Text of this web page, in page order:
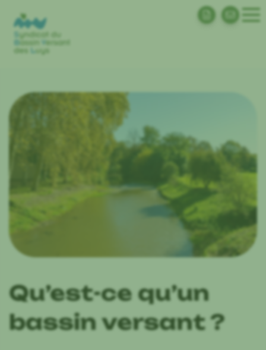
Qu’est-ce qu’un
bassin versant ?